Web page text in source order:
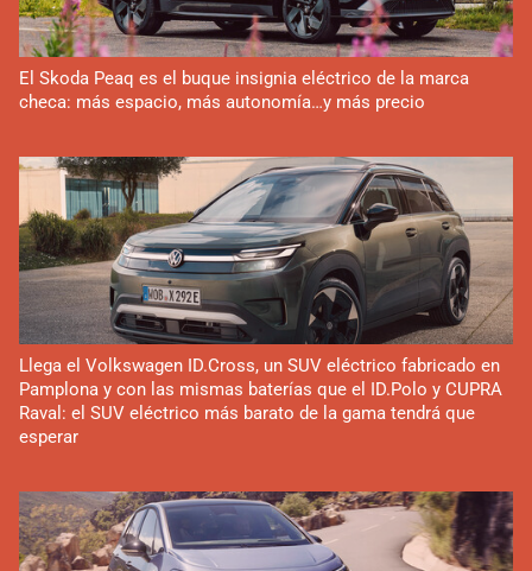
El Skoda Peaq es el buque insignia eléctrico de la marca
checa: más espacio, más autonomía…y más precio
Llega el Volkswagen ID.Cross, un SUV eléctrico fabricado en
Pamplona y con las mismas baterías que el ID.Polo y CUPRA
Raval: el SUV eléctrico más barato de la gama tendrá que
esperar